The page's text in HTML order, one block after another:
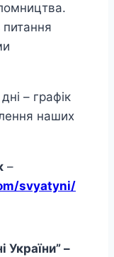
– графік
наших
–
svyatyni/
України” –